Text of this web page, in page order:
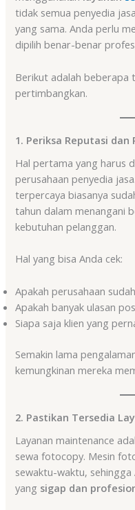
tidak semua penyedia
yang sama. Anda perlu
dipilih benar-benar
Berikut adalah beberapa
pertimbangkan.
1. Periksa Reputasi
Hal pertama yang harus
perusahaan penyedia
terpercaya biasanya
tahun dalam menangani
kebutuhan pelanggan.
Hal yang bisa Anda cek:
Apakah perusahaan
Apakah banyak ulasan
Siapa saja klien yang
Semakin lama
kemungkinan mereka
2. Pastikan Tersedia
Layanan maintenance
sewa fotocopy. Mesin
sewaktu-waktu,
yang sigap dan